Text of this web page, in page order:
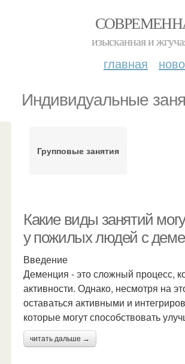
изысканная и
главная
Индивидуальные
Групповые занятия
Какие виды занятий
у пожилых людей с
Введение
Деменция - это сложный процесс,
активности. Однако, несмотря на
оставаться активными и
которые могут способствовать
читать дальше →